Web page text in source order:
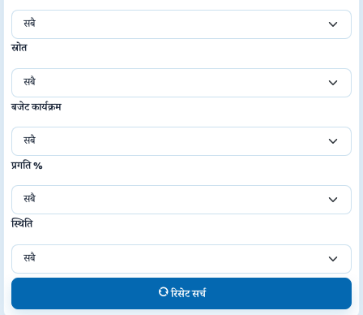
स्रोत
बजेट कार्यक्रम
प्रगति %
स्थिति
रिसेट सर्च